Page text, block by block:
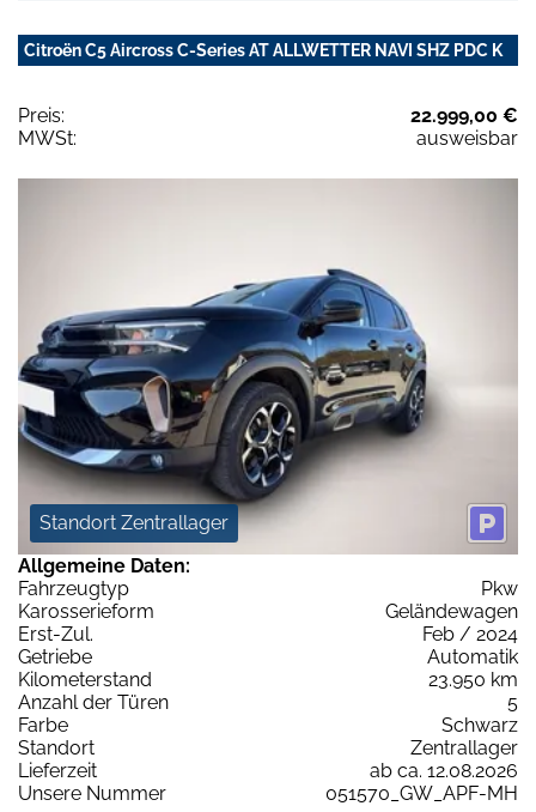
Citroën C5 Aircross C-Series AT ALLWETTER NAVI SHZ PDC K
Preis:
22.999,00 €
MWSt:
ausweisbar
Standort Zentrallager
Allgemeine Daten:
Fahrzeugtyp
Pkw
Karosserieform
Geländewagen
Erst-Zul.
Feb / 2024
Getriebe
Automatik
Kilometerstand
23.950 km
Anzahl der Türen
5
Farbe
Schwarz
Standort
Zentrallager
Lieferzeit
ab ca. 12.08.2026
Unsere Nummer
051570_GW_APF-MH